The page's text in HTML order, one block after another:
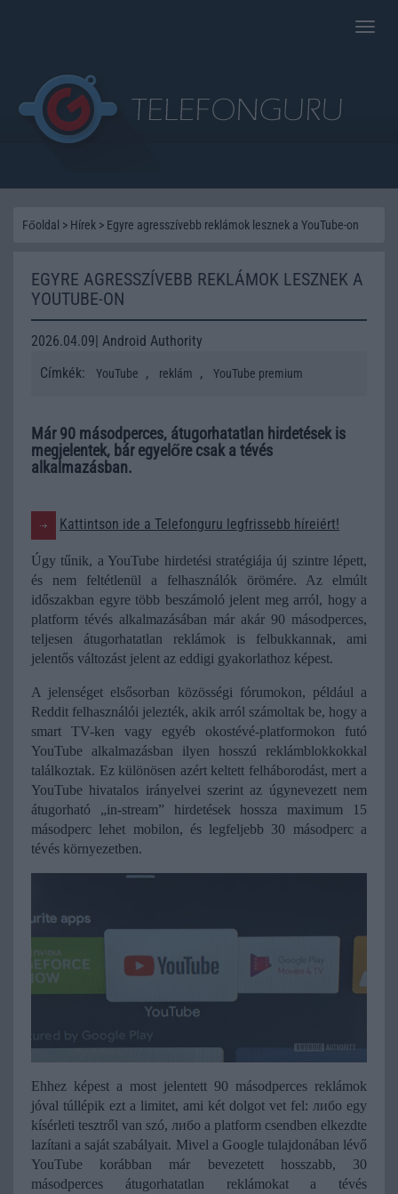
Toggle
Főoldal > Hírek > Egyre agresszívebb reklámok lesznek a YouTube-on
EGYRE AGRESSZÍVEBB REKLÁMOK LESZNEK A
YOUTUBE-ON
2026.04.09| Android Authority
Címkék:
YouTube , reklám , YouTube premium
Már 90 másodperces, átugorhatatlan hirdetések is
megjelentek, bár egyelőre csak a tévés
alkalmazásban.
Kattintson ide a Telefonguru legfrissebb híreiért!
Úgy tűnik, a YouTube hirdetési stratégiája új szintre lépett,
és nem feltétlenül a felhasználók örömére. Az elmúlt
időszakban egyre több beszámoló jelent meg arról, hogy a
platform tévés alkalmazásában már akár 90 másodperces,
teljesen átugorhatatlan reklámok is felbukkannak, ami
jelentős változást jelent az eddigi gyakorlathoz képest.
A jelenséget elsősorban közösségi fórumokon, például a
Reddit felhasználói jelezték, akik arról számoltak be, hogy a
smart TV-ken vagy egyéb okostévé-platformokon futó
YouTube alkalmazásban ilyen hosszú reklámblokkokkal
találkoztak. Ez különösen azért keltett felháborodást, mert a
YouTube hivatalos irányelvei szerint az úgynevezett nem
átugorható „in-stream” hirdetések hossza maximum 15
másodperc lehet mobilon, és legfeljebb 30 másodperc a
tévés környezetben.
Ehhez képest a most jelentett 90 másodperces reklámok
jóval túllépik ezt a limitet, ami két dolgot vet fel: либо egy
kísérleti tesztről van szó, либо a platform csendben elkezdte
lazítani a saját szabályait. Mivel a Google tulajdonában lévő
YouTube korábban már bevezetett hosszabb, 30
másodperces átugorhatatlan reklámokat a tévés